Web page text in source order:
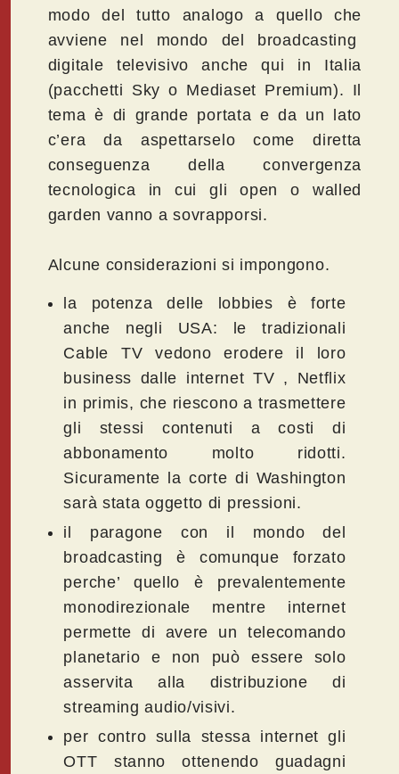
modo del tutto analogo a quello che
avviene nel mondo del broadcasting
digitale televisivo anche qui in Italia
(pacchetti Sky o Mediaset Premium). Il
tema è di grande portata e da un lato
c’era da aspettarselo come diretta
conseguenza della convergenza
tecnologica in cui gli open o walled
garden vanno a sovrapporsi.
Alcune considerazioni si impongono.
la potenza delle lobbies è forte
anche negli USA: le tradizionali
Cable TV vedono erodere il loro
business dalle internet TV , Netflix
in primis, che riescono a trasmettere
gli stessi contenuti a costi di
abbonamento molto ridotti.
Sicuramente la corte di Washington
sarà stata oggetto di pressioni.
il paragone con il mondo del
broadcasting è comunque forzato
perche’ quello è prevalentemente
monodirezionale mentre internet
permette di avere un telecomando
planetario e non può essere solo
asservita alla distribuzione di
streaming audio/visivi.
per contro sulla stessa internet gli
OTT stanno ottenendo guadagni